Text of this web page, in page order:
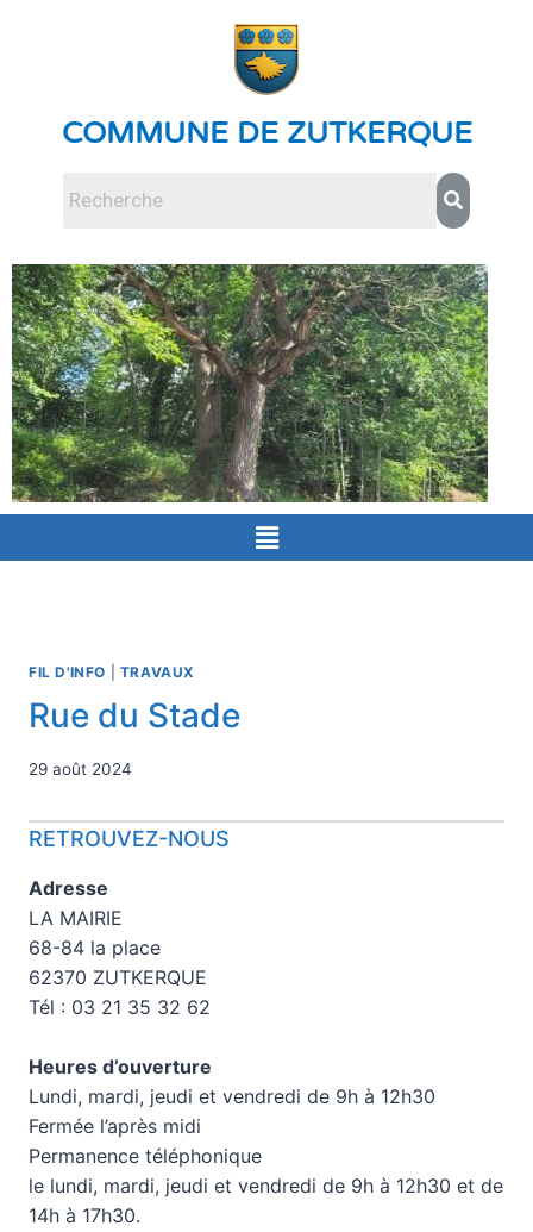
COMMUNE DE ZUTKERQUE
FIL D'INFO TRAVAUX
Rue du Stade
29 août 2024
RETROUVEZ-NOUS
Adresse
LA MAIRIE
68-84 la place
62370 ZUTKERQUE
Tél : 03 21 35 32 62
Heures d’ouverture
Lundi, mardi, jeudi et vendredi de 9h à 12h30
Fermée l’après midi
Permanence téléphonique
le lundi, mardi, jeudi et vendredi de 9h à 12h30 et de
14h à 17h30.